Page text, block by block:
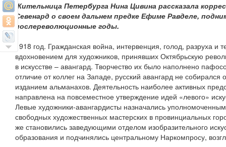
Жительница Петербурга Нина Цивина рассказала
Севенард о своем дальнем предке Ефиме Равделе,
послереволюционные годы.
1918 год. Гражданская война, интервенция, голод, разруха и
вдохновением для художников, принявших Октябрьскую
в искусстве – авангард. Творчество их было наполнено
отличие от коллег на Западе, русский авангард не собирался
изданием альманахов. Деятельность наиболее активных
направлена на повсеместное утверждение идей «левого»
Левые художники-авангардисты назначались
свободных художественных мастерских в провинциальных
же становились заведующими отделом изобразительного
образования и подчинялись центральному Наркомпросу,